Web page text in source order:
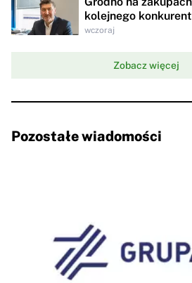
kolejnego
wczoraj
Zobacz więcej
Pozostałe wiadomości